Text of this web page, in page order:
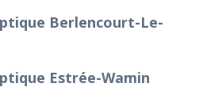
Berlencourt-Le-
Estrée-Wamin